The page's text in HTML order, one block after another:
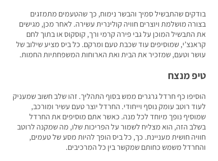
שהתבשיל סמיך והבשר נימוח, כך שהטעמים מתמזגים
מושלמת ויוצרים חוויה קולינרית עשירה. לאחר מכן, מגישים
המוכן על גבי פירה קרמי ורך, קוסקוס או בתוך לחם
שמוסיפים עוד שכבת טעם ומרקם. כל ביס מציע שילוב של
וטעם, שמזכיר את הבית ואת הארוחות המשפחתיות החמות.
מנצח
כף חרדל גרגרים ממש בסוף התהליך. זהו שלב חשוב שמעניק
רוטב עומק נוסף וייחודי. החרדל יוצר טעם עשיר ומורכב,
נופך מיוחד לכל מנה. כאשר אתם מוסיפים את החרדל
הזה, הוא מצליח לשמור על הפריכות שלו, מה שמקנה לרוטב
חושית מעניינת. כך, כל ביס הופך להיות מסע של טעמים,
משמש כחותם שמקשר בין כל המרכיבים.